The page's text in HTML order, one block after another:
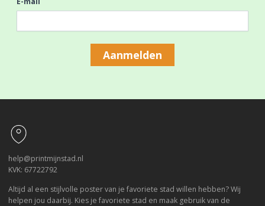
Aanmelden
help@printmijnstad.nl
KVK: 67722792
Altijd al een stijlvolle poster van je favoriete stad willen hebben? Wij
helpen jou daarbij. Kies je favoriete stad en maak gebruik van de